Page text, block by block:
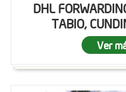
DHL
TABIO,
Ver